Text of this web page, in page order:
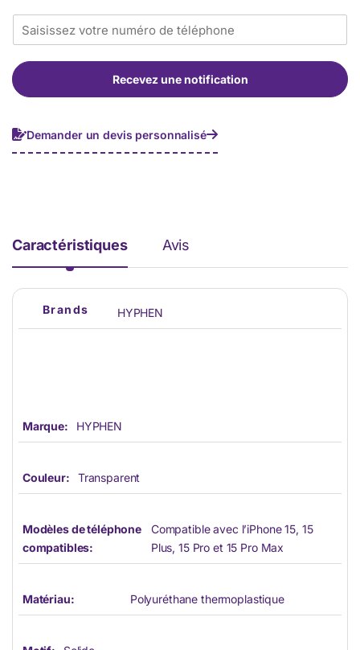
é
p
n
e
Recevez une notification
Demander un devis personnalisé
Caractéristiques Avis
Brands HYPHEN
Marque: HYPHEN
Couleur: Transparent
Modèles de téléphone
compatibles:
Compatible avec l’iPhone 15, 15
Plus, 15 Pro et 15 Pro Max
Matériau: Polyuréthane thermoplastique